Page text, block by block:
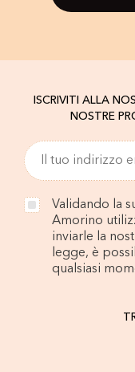
ISCRIVITI ALLA
NOSTRE
Validando la
Amorino
inviarle la
legge, è
qualsiasi